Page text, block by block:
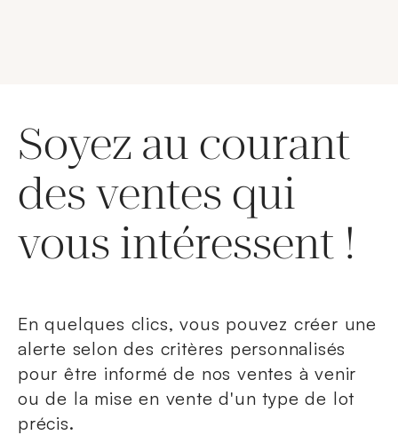
Soyez au courant
des ventes qui
vous intéressent !
En quelques clics, vous pouvez créer une
alerte selon des critères personnalisés
pour être informé de nos ventes à venir
ou de la mise en vente d'un type de lot
précis.